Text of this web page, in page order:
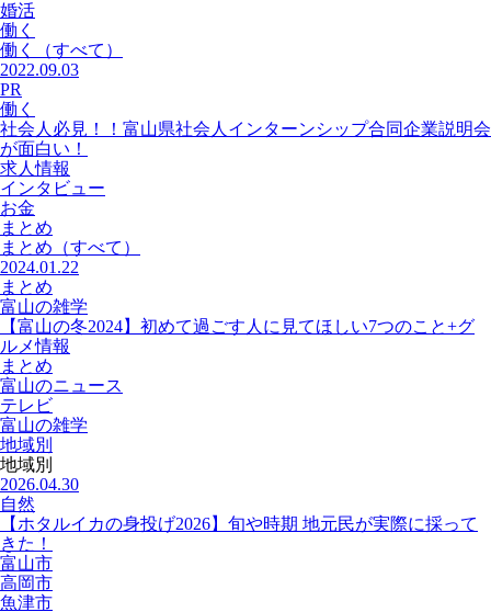
婚活
働く
働く
（すべて）
2022.09.03
PR
働く
社会人必見！！富山県社会人インターンシップ合同企業説明会
が面白い！
求人情報
インタビュー
お金
まとめ
まとめ （すべて）
2024.01.22
まとめ
富山の雑学
【富山の冬2024】初めて過ごす人に見てほしい7つのこと+グ
ルメ情報
まとめ
富山のニュース
テレビ
富山の雑学
地域別
地域別
2026.04.30
自然
【ホタルイカの身投げ2026】旬や時期 地元民が実際に採って
きた！
富山市
高岡市
魚津市